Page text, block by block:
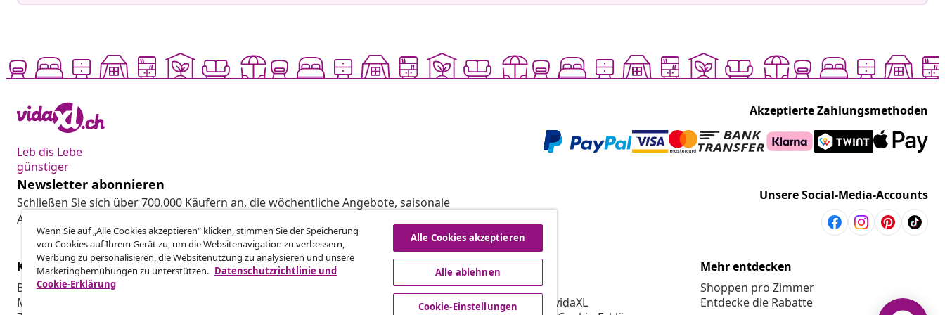
Leb dis Lebe
günstiger
Akzeptierte Zahlungsmethoden
Newsletter abonnieren
Schließen Sie sich über 700.000 Käufern an, die wöchentliche Angebote, saisonale
Aktionen und Neuheiten von vidaXL erhalten.
Unsere Social-Media-Accounts
Kundenservice
Bestellung verfolgen
Mein Konto
Business
vidaXL
Über vidaXL
AGB Verkäufer vidaXL
Mehr entdecken
Shoppen pro Zimmer
Entdecke die Rabatte
Wenn Sie auf „Alle Cookies akzeptieren“ klicken, stimmen Sie der Speicherung
von Cookies auf Ihrem Gerät zu, um die Websitenavigation zu verbessern,
Werbung zu personalisieren, die Websitenutzung zu analysieren und unsere
Marketingbemühungen zu unterstützen. Datenschutzrichtlinie und
Cookie-Erklärung
Alle Cookies akzeptieren
Alle ablehnen
Cookie-Einstellungen